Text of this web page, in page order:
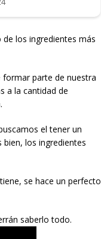
de los ingredientes más
formar parte de nuestra
a la cantidad de
el tener un
los ingredientes
se hace un perfecto
saberlo todo.